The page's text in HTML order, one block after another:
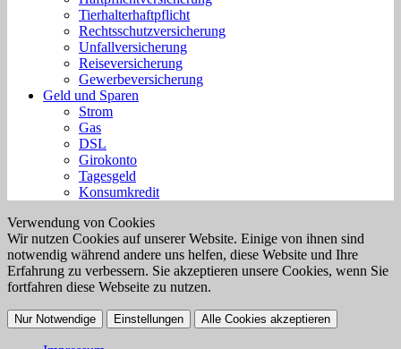
Tierhalterhaftpflicht
Rechtsschutzversicherung
Unfallversicherung
Reiseversicherung
Gewerbeversicherung
Geld und Sparen
Strom
Gas
DSL
Girokonto
Tagesgeld
Konsumkredit
Verwendung von Cookies
Wir nutzen Cookies auf unserer Website. Einige von ihnen sind
notwendig während andere uns helfen, diese Website und Ihre
Erfahrung zu verbessern. Sie akzeptieren unsere Cookies, wenn Sie
fortfahren diese Webseite zu nutzen.
Nur Notwendige Einstellungen Alle Cookies akzeptieren